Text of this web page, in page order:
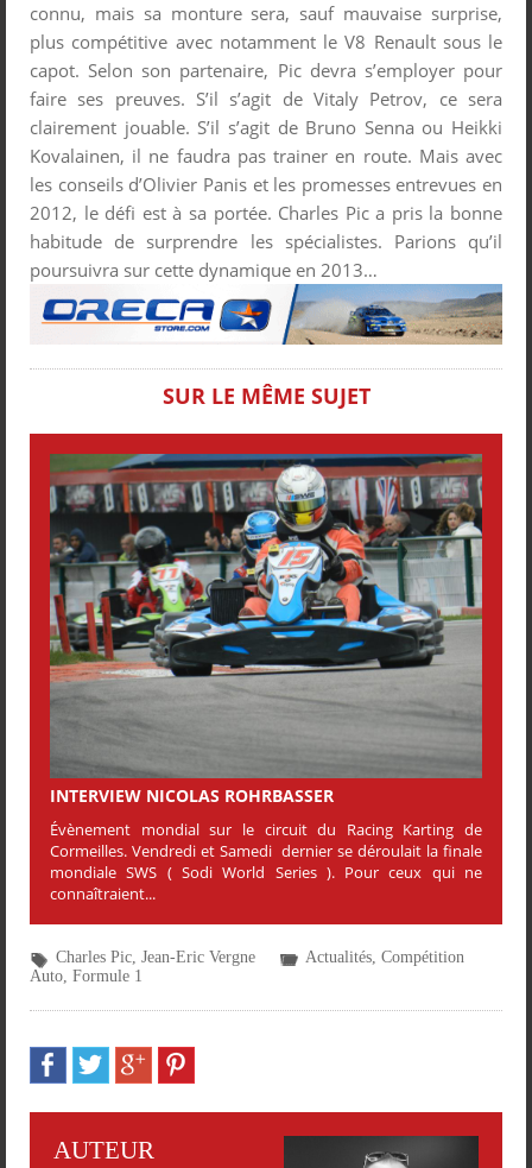
connu, mais sa monture sera, sauf mauvaise surprise,
plus compétitive avec notamment le V8 Renault sous le
capot. Selon son partenaire, Pic devra s’employer pour
faire ses preuves. S’il s’agit de Vitaly Petrov, ce sera
clairement jouable. S’il s’agit de Bruno Senna ou Heikki
Kovalainen, il ne faudra pas trainer en route. Mais avec
les conseils d’Olivier Panis et les promesses entrevues en
2012, le défi est à sa portée. Charles Pic a pris la bonne
habitude de surprendre les spécialistes. Parions qu’il
poursuivra sur cette dynamique en 2013…
SUR LE MÊME SUJET
INTERVIEW NICOLAS ROHRBASSER
Évènement mondial sur le circuit du Racing Karting de
Cormeilles. Vendredi et Samedi dernier se déroulait la finale
mondiale SWS ( Sodi World Series ). Pour ceux qui ne
connaîtraient...
Charles Pic, Jean-Eric Vergne Actualités, Compétition
Auto, Formule 1
AUTEUR